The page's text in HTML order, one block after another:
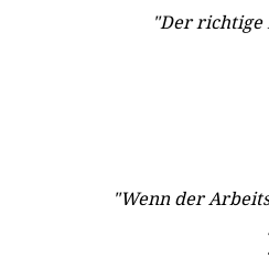
"Der richtige
"Wenn der